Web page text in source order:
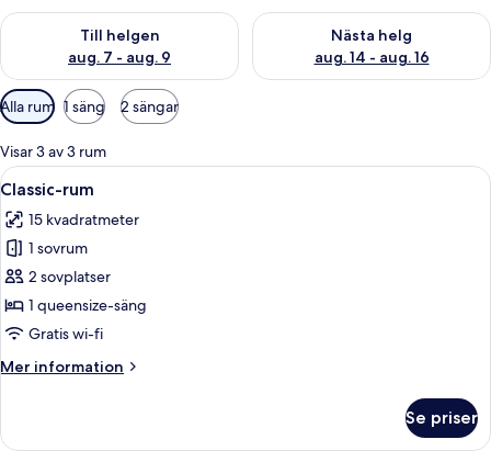
Till helgen
aug. 7 - aug. 9
Kontrollera tillgängligheten för den här helgen aug. 7 - aug. 9
Nästa helg
aug. 14 - aug. 16
Kontrollera tillgängligheten
Tillgängliga
filter
för
rum
Alla rum 1 säng 2 sängar
Visar 3 av 3 rum
Öppna
alla
foton
för
Classic-
rum
Ett modernt sovrum med en stor
7
Classic-rum
15 kvadratmeter
1 sovrum
2 sovplatser
1 queensize-säng
Gratis wi-fi
Mer information
Mer
rum
Se priser